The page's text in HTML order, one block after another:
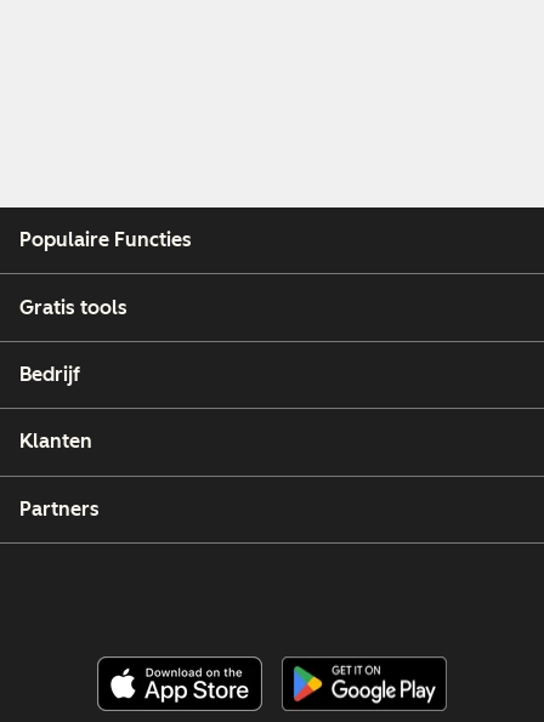
Populaire Functies
Gratis tools
Bedrijf
Klanten
Partners